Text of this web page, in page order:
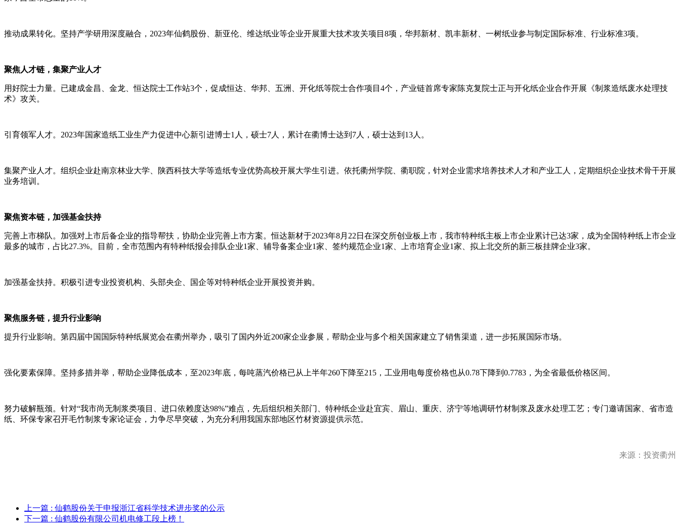
推动成果转化。坚持产学研用深度融合， 2023年仙鹤股份、新亚伦、维达纸业等企业开展重大技术攻关项目8项，华邦新材、凯丰新材、一树纸业参与制定国际标准、行业标准3项。
聚焦人才链，集聚产业人才
用好院士力量。已建成金昌、金龙、恒达院士工作站3个，促成恒达、华邦、五洲、开化纸等院士合作项目4个，产业链首席专家陈克复院士正与开化纸企业合作开展《制浆造纸废水处理技
术》攻关。
引育领军人才。 2023年国家造纸工业生产力促进中心新引进博士1人，硕士7人，累计在衢博士达到7人，硕士达到13人。
集聚产业人才。组织企业赴南京林业大学、陕西科技大学等造纸专业优势高校开展大学生引进。依托衢州学院、衢职院，针对企业需求培养技术人才和产业工人，定期组织企业技术骨干开展
业务培训。
聚焦资本链，加强基金扶持
完善上市梯队。加强对上市后备企业的指导帮扶，协助企业完善上市方案。恒达新材于2023年8月22日在深交所创业板上市，我市特种纸主板上市企业累计已达3家，成为全国特种纸上市企业
最多的城市，占比27.3%。目前，全市范围内有特种纸报会排队企业1家、辅导备案企业1家、签约规范企业1家、上市培育企业1家、拟上北交所的新三板挂牌企业3家。
加强基金扶持。积极引进专业投资机构、头部央企、国企等对特种纸企业开展投资并购。
聚焦服务链，提升行业影响
提升行业影响。第四届中国国际特种纸展览会在衢州举办，吸引了国内外近200家企业参展，帮助企业与多个相关国家建立了销售渠道，进一步拓展国际市场。
强化要素保障。坚持多措并举，帮助企业降低成本，至2023年底，每吨蒸汽价格已从上半年260下降至215，工业用电每度价格也从0.78下降到0.7783，为全省最低价格区间。
努力破解瓶颈。针对“我市尚无制浆类项目、进口依赖度达98%”难点，先后组织相关部门、特种纸企业赴宜宾、眉山、重庆、济宁等地调研竹材制浆及废水处理工艺；专门邀请国家、省市造
纸、环保专家召开毛竹制浆专家论证会，力争尽早突破，为充分利用我国东部地区竹材资源提供示范。
来源： 投资衢州
上一篇 : 仙鹤股份关于申报浙江省科学技术进步奖的公示
下一篇 : 仙鹤股份有限公司机电修工段上榜！